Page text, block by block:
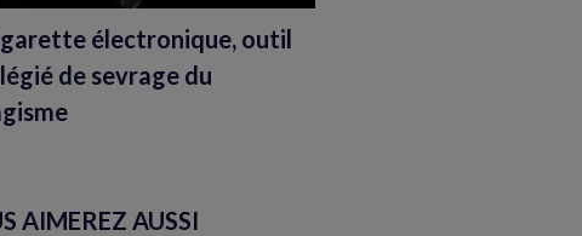
électronique, outil
de sevrage du
AIMEREZ AUSSI